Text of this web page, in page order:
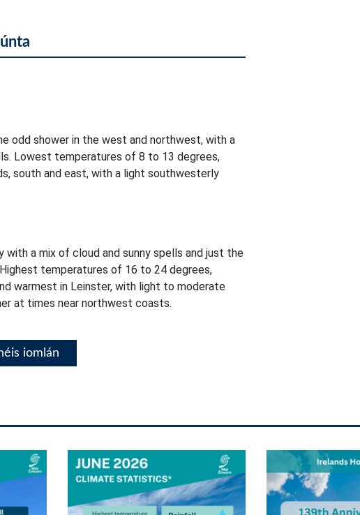
odd shower in the west and northwest, with a
Lowest temperatures of 8 to 13 degrees,
south and east, with a light southwesterly
with a mix of cloud and sunny spells and just the
temperatures of 16 to 24 degrees,
warmest in Leinster, with light to moderate
at times near northwest coasts.
iomlán